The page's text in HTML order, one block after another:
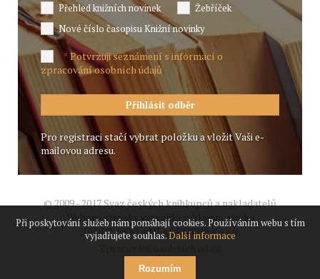
Přehled knižních novinek
Žebříček
Nové číslo časopisu Knižní novinky
*Potvrzuji seznámení s informací o
zpracování osobních údajů
Pro registraci stačí vybrat položku a vložit Vaši e-
mailovou adresu.
© 2009 - 2017 Svaz českých knihkupců a nakladatelů
Webové stránky vytvořilo reklamní studio
JIROUT REKLANÍ AGENTURA s.r.o.
Zpracování osobních údajů
Při poskytování služeb nám pomáhají cookies. Používáním webu s tím
vyjadřujete souhlas.Další informace
Rozumím